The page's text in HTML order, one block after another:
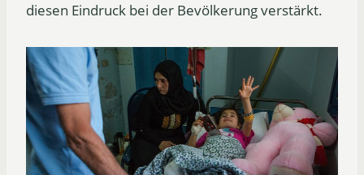
diesen Eindruck bei der Bevölkerung verstärkt.